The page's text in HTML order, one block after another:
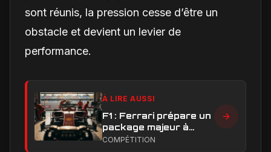
sont réunis, la pression cesse d’être un
obstacle et devient un levier de
performance.
À LIRE AUSSI
F1 : Ferrari prépare un
package majeur à
Barcelone, un test
COMPÉTITION